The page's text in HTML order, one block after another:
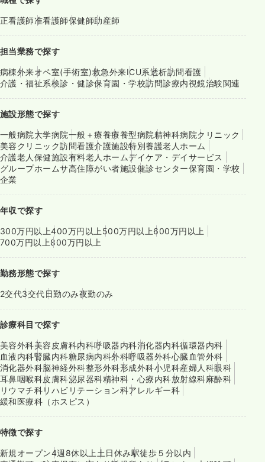
正看護師准看護師保健師助産師
担当業務で探す
病棟外来オペ室(手術室)救急外来ICU系透析訪問看護
介護・福祉系検診・健診保育園・学校訪問診療内視鏡治験関連
施設形態で探す
一般病院大学病院一般＋療養療養型病院精神科病院クリニック
美容クリニック訪問看護介護施設特別養護老人ホーム
介護老人保健施設有料老人ホームデイケア・デイサービス
グループホームサ高住障がい者施設健診センター保育園・学校
企業
年収で探す
300万円以上400万円以上 500万円以上600万円以上
700万円以上800万円以上
勤務形態で探す
2交代3交代日勤のみ夜勤のみ
診療科目で探す
美容外科美容皮膚科内科呼吸器内科消化器内科循環器内科
血液内科腎臓内科糖尿病内科外科呼吸器外科心臓血管外科
消化器外科脳神経外科整形外科形成外科小児科産婦人科眼科
耳鼻咽喉科皮膚科泌尿器科精神科・心療内科放射線科麻酔科
リウマチ科リハビリテーション科アレルギー科
緩和医療科（ホスピス）
特徴で探す
新規オープン4週8休以上 土日休み駅徒歩５分以内